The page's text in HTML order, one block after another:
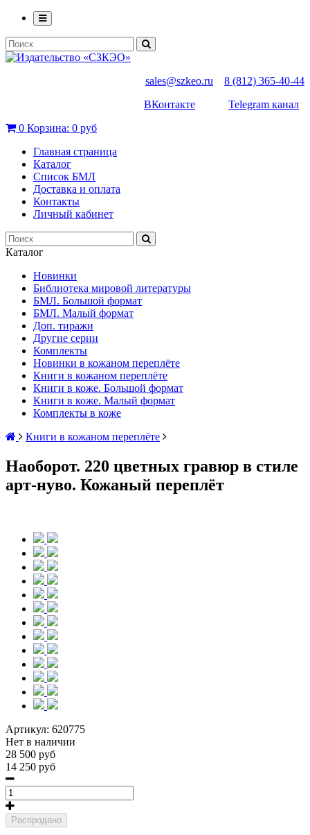
sales@szkeo.ru
8 (812) 365-40-44
ВКонтакте
Telegram канал
0 Корзина: 0 руб
Главная страница
Каталог
Список БМЛ
Доставка и оплата
Контакты
Личный кабинет
Каталог
Новинки
Библиотека мировой литературы
БМЛ. Большой формат
БМЛ. Малый формат
Доп. тиражи
Другие серии
Комплекты
Новинки в кожаном переплёте
Книги в кожаном переплёте
Книги в коже. Большой формат
Книги в коже. Малый формат
Комплекты в коже
Книги в кожаном переплёте
Наоборот. 220 цветных гравюр в стиле
арт-нуво. Кожаный переплёт
Артикул: 620775
Нет в наличии
28 500 руб
14 250 руб
Распродано